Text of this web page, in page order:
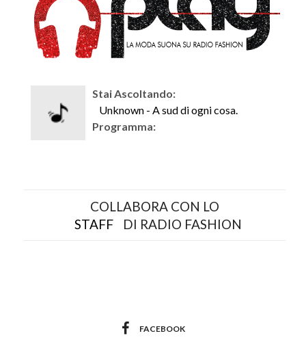
Stai Ascoltando:
Unknown - A sud di ogni cosa.
Programma:
COLLABORA CON LO
STAFF
DI RADIO FASHION
FACEBOOK